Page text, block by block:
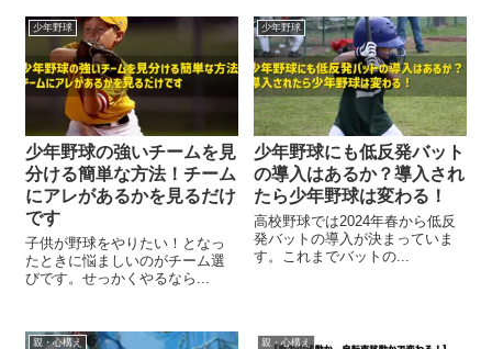
少年野球
少年野球の強いチームを見
分ける簡単な方法！チーム
にアレがあるかを見るだけ
です
子供が野球をやりたい！となっ
たときに悩ましいのがチーム選
びです。せっかくやるなら...
少年野球
少年野球にも低反発バット
の導入はあるか？導入され
たら少年野球は変わる！
高校野球では2024年春から低反
発バットの導入が決まっていま
す。これまでバットの...
親・心構え 親・心構え